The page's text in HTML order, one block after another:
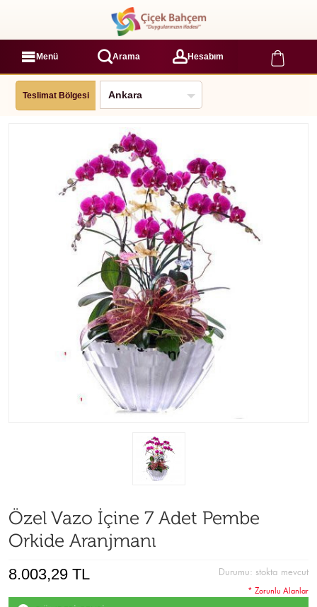
Menü Arama Hesabım
Teslimat Bölgesi
Özel Vazo İçine 7 Adet Pembe
Orkide Aranjmanı
Durumu: stokta mevcut
8.003,29 TL
* Zorunlu Alanlar